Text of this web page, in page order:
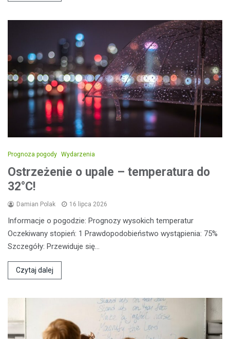
Prognoza pogody Wydarzenia
Ostrzeżenie o upale – temperatura do
32°C!
Damian Polak 16 lipca 2026
Informacje o pogodzie: Prognozy wysokich temperatur
Oczekiwany stopień: 1 Prawdopodobieństwo wystąpienia: 75%
Szczegóły: Przewiduje się…
Czytaj dalej